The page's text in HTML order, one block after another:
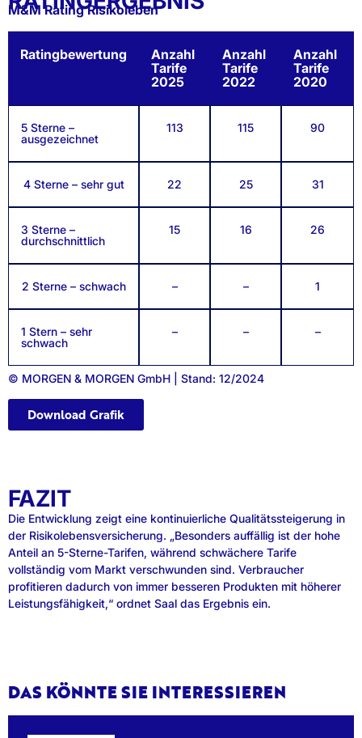
M&M Rating Risikoleben
Ratingbewertung
Anzahl
Tarife
2025
Anzahl
Tarife
2022
Anzahl
Tarife
2020
5 Sterne –
ausgezeichnet
113 115 90
4 Sterne – sehr gut 22 25 31
3 Sterne –
durchschnittlich
15 16 26
2 Sterne – schwach – – 1
1 Stern – sehr
schwach
– – –
© MORGEN & MORGEN GmbH | Stand: 12/2024
Download Grafik
FAZIT
Die Entwicklung zeigt eine kontinuierliche Qualitätssteigerung in
der Risikolebensversicherung. „Besonders auffällig ist der hohe
Anteil an 5-Sterne-Tarifen, während schwächere Tarife
vollständig vom Markt verschwunden sind. Verbraucher
profitieren dadurch von immer besseren Produkten mit höherer
Leistungsfähigkeit,“ ordnet Saal das Ergebnis ein.
DAS KÖNNTE SIE INTERESSIEREN